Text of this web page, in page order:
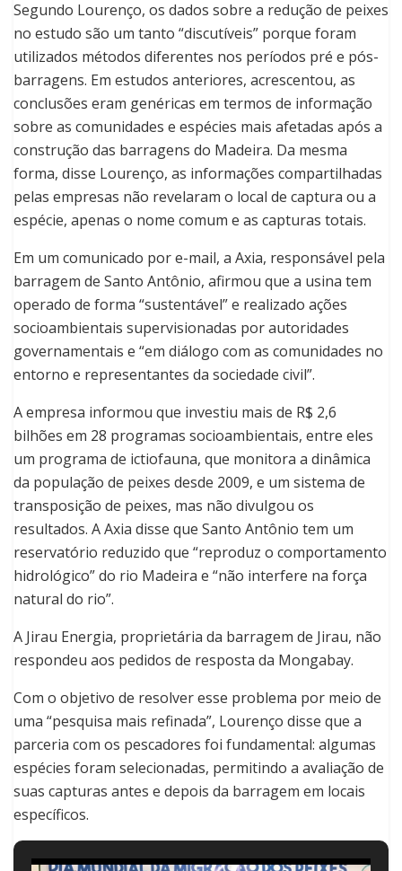
Segundo Lourenço, os dados sobre a redução de peixes
no estudo são um tanto “discutíveis” porque foram
utilizados métodos diferentes nos períodos pré e pós-
barragens. Em estudos anteriores, acrescentou, as
conclusões eram genéricas em termos de informação
sobre as comunidades e espécies mais afetadas após a
construção das barragens do Madeira. Da mesma
forma, disse Lourenço, as informações compartilhadas
pelas empresas não revelaram o local de captura ou a
espécie, apenas o nome comum e as capturas totais.
Em um comunicado por e-mail, a Axia, responsável pela
barragem de Santo Antônio, afirmou que a usina tem
operado de forma “sustentável” e realizado ações
socioambientais supervisionadas por autoridades
governamentais e “em diálogo com as comunidades no
entorno e representantes da sociedade civil”.
A empresa informou que investiu mais de R$ 2,6
bilhões em 28 programas socioambientais, entre eles
um programa de ictiofauna, que monitora a dinâmica
da população de peixes desde 2009, e um sistema de
transposição de peixes, mas não divulgou os
resultados. A Axia disse que Santo Antônio tem um
reservatório reduzido que “reproduz o comportamento
hidrológico” do rio Madeira e “não interfere na força
natural do rio”.
A Jirau Energia, proprietária da barragem de Jirau, não
respondeu aos pedidos de resposta da Mongabay.
Com o objetivo de resolver esse problema por meio de
uma “pesquisa mais refinada”, Lourenço disse que a
parceria com os pescadores foi fundamental: algumas
espécies foram selecionadas, permitindo a avaliação de
suas capturas antes e depois da barragem em locais
específicos.